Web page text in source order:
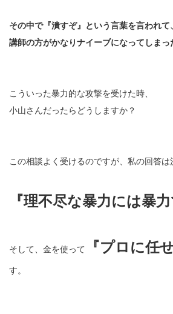
その中で『潰すぞ』という言葉を言われて、
講師の方がかなりナイーブになってしまっ
こういった暴力的な攻撃を受けた時、
小山さんだったらどうしますか？
この相談よく受けるのですが、私の回答は
『理不尽な暴力には暴
そして、金を使って 『プロに任
す。